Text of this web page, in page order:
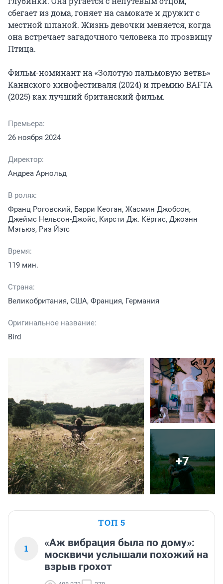
сбегает из дома, гоняет на самокате и дружит с
местной шпаной. Жизнь девочки меняется, когда
она встречает загадочного человека по прозвищу
Птица.
Фильм-номинант на «Золотую пальмовую ветвь»
Каннского кинофестиваля (2024) и премию BAFTA
(2025) как лучший британский фильм.
Премьера:
26 ноября 2024
Директор:
Андреа Арнольд
В ролях:
Франц Роговский, Барри Кеоган, Жасмин Джобсон,
Джеймс Нельсон-Джойс, Кирсти Дж. Кёртис, Джоэнн
Мэтьюз, Риз Йэтс
Время:
119 мин.
Страна:
Великобритания, США, Франция, Германия
Оригинальное название:
Bird
+7
ТОП 5
1
«Аж вибрация была по дому»:
москвичи услышали похожий на
взрыв грохот